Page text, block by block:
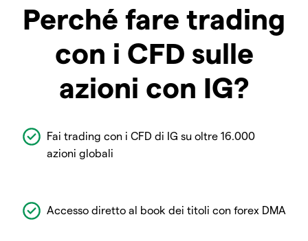
Perché fare trading
con i CFD sulle
azioni con IG?
Fai trading con i CFD di IG su oltre 16.000
azioni globali
Accesso diretto al book dei titoli con forex DMA